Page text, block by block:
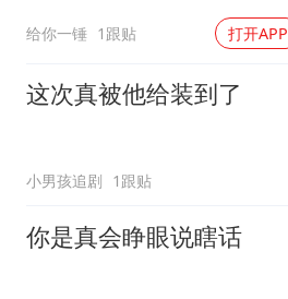
给你一锤 1跟贴 打开APP
这次真被他给装到了
小男孩追剧 1跟贴
你是真会睁眼说瞎话